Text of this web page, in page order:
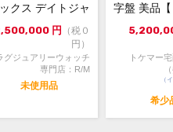
クス デイトジャ
ト126231 36m...
円
（税０
円）
グジュアリーウォッチ
専門店：R/M
未使用品
字盤 美品
宅配出品
トケマー
（
希少